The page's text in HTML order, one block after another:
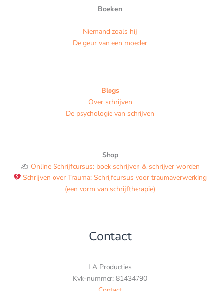
Boeken
Niemand zoals hij
De geur van een moeder
Blogs
Over schrijven
De psychologie van schrijven
Shop
✍️ Online Schrijfcursus: boek schrijven & schrijver worden
Schrijven over Trauma: Schrijfcursus voor traumaverwerking
(een vorm van schrijftherapie)
Contact
LA Producties
Kvk-nummer: 81434790